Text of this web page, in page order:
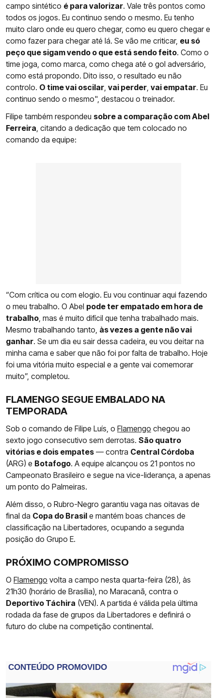
campo sintético é para valorizar. Vale três pontos como
todos os jogos. Eu continuo sendo o mesmo. Eu tenho
muito claro onde eu quero chegar, como eu quero chegar e
como fazer para chegar até lá. Se vão me criticar, eu só
peço que sigam vendo o que está sendo feito. Como o
time joga, como marca, como chega até o gol adversário,
como está propondo. Dito isso, o resultado eu não
controlo. O time vai oscilar, vai perder, vai empatar. Eu
continuo sendo o mesmo", destacou o treinador.
Filipe também respondeu sobre a comparação com Abel
Ferreira, citando a dedicação que tem colocado no
comando da equipe:
“Com crítica ou com elogio. Eu vou continuar aqui fazendo
o meu trabalho. O Abel pode ter empatado em hora de
trabalho, mas é muito difícil que tenha trabalhado mais.
Mesmo trabalhando tanto, às vezes a gente não vai
ganhar. Se um dia eu sair dessa cadeira, eu vou deitar na
minha cama e saber que não foi por falta de trabalho. Hoje
foi uma vitória muito especial e a gente vai comemorar
muito”, completou.
FLAMENGO SEGUE EMBALADO NA
TEMPORADA
Sob o comando de Filipe Luís, o Flamengo chegou ao
sexto jogo consecutivo sem derrotas. São quatro
vitórias e dois empates — contra Central Córdoba
(ARG) e Botafogo. A equipe alcançou os 21 pontos no
Campeonato Brasileiro e segue na vice-liderança, a apenas
um ponto do Palmeiras.
Além disso, o Rubro-Negro garantiu vaga nas oitavas de
final da Copa do Brasil e mantém boas chances de
classificação na Libertadores, ocupando a segunda
posição do Grupo E.
PRÓXIMO COMPROMISSO
O Flamengo volta a campo nesta quarta-feira (28), às
21h30 (horário de Brasília), no Maracanã, contra o
Deportivo Táchira (VEN). A partida é válida pela última
rodada da fase de grupos da Libertadores e definirá o
futuro do clube na competição continental.